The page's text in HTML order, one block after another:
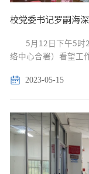
校党委书记罗嗣海
5月12日下午5时
络中心合署）看望工作人员。 罗嗣海书记先后在
交谈，了解各科室工
2023-05-15